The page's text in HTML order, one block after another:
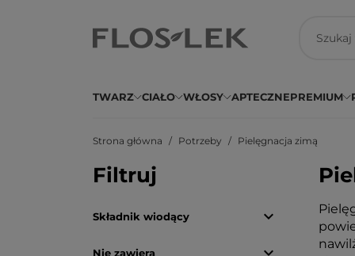
TWARZ CIAŁO WŁOSY APTECZNEPREMIUM
Strona główna Potrzeby Pielęgnacja zimą
Filtruj
Składnik wiodący 
Nie zawiera